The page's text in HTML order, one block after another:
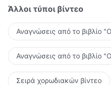
Άλλοι τύποι βίντεο
Αναγνώσεις από το βιβλίο
Αναγνώσεις από το βιβλίο
Σειρά χορωδιακών βίντεο